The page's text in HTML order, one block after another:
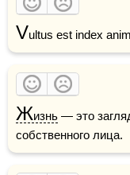
Vultus est index
Жизнь — это
собственного лица.